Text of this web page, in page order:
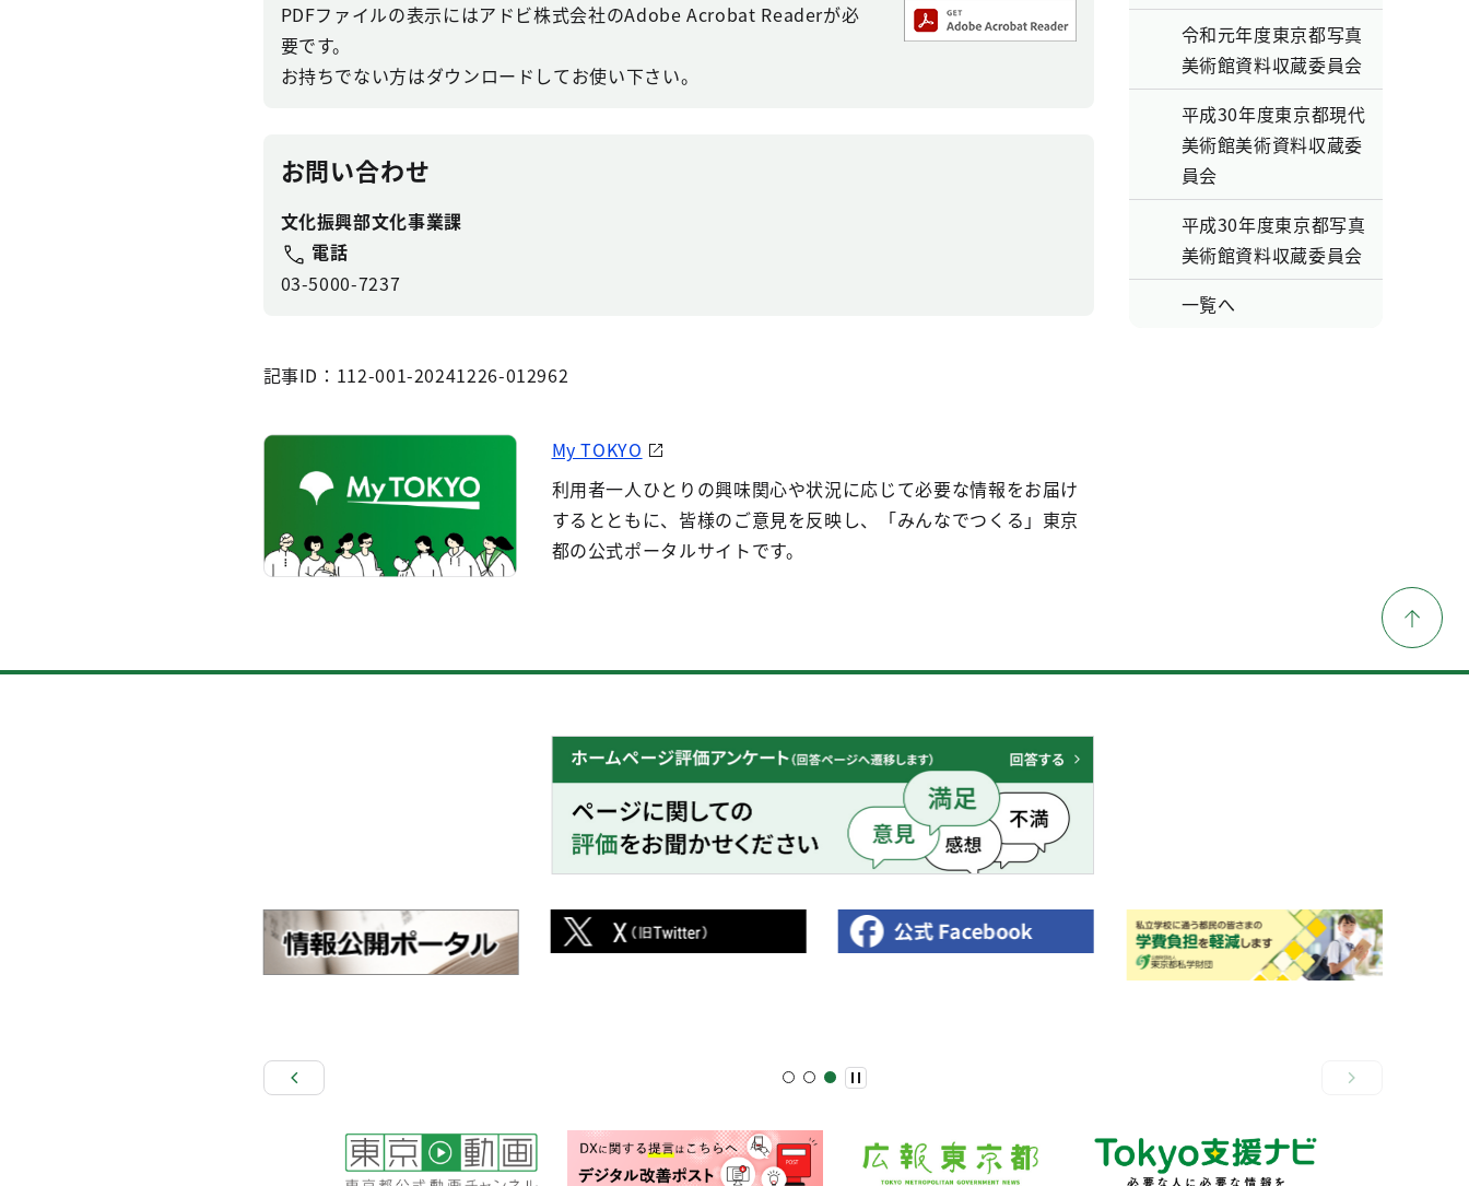
PDFファイルの表示にはアドビ株式会社のAdobe Acrobat Readerが必
要です。
お持ちでない方はダウンロードしてお使い下さい。
お問い合わせ
文化振興部文化事業課
電話
03-5000-7237
記事ID：112-001-20241226-012962
My TOKYO
利用者一人ひとりの興味関心や状況に応じて必要な情報をお届け
するとともに、皆様のご意見を反映し、「みんなでつくる」東京
都の公式ポータルサイトです。
令和元年度東京都写真
美術館資料収蔵委員会
平成30年度東京都現代
美術館美術資料収蔵委
員会
平成30年度東京都写真
美術館資料収蔵委員会
一覧へ